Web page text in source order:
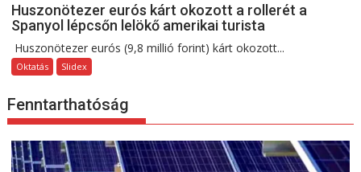
Huszonötezer eurós kárt okozott a rollerét a
Spanyol lépcsőn lelökő amerikai turista
Huszonötezer eurós (9,8 millió forint) kárt okozott...
Oktatás Slidex
Fenntarthatóság